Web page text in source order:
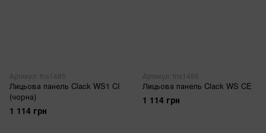
Артикул: fns1485
Лицьова панель Clack WS1 CI
(чорна)
1 114 грн
Артикул: fns1486
Лицьова панель Clack WS CE
1 114 грн